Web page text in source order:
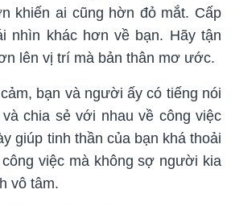
khiến ai cũng hờn đỏ mắt. Cấp
nhìn khác hơn về bạn. Hãy tận
lên vị trí mà bản thân mơ ước.
bạn và người ấy có tiếng nói
chia sẻ với nhau về công việc
giúp tinh thần của bạn khá thoải
việc mà không sợ người kia
vô tâm.